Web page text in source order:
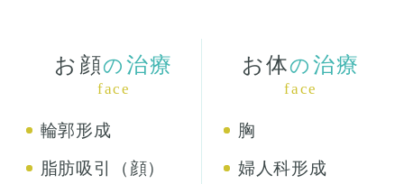
お顔の 治療
face
輪郭形成
脂肪吸引（顔）
お体の 治療
face
胸
婦人科形成